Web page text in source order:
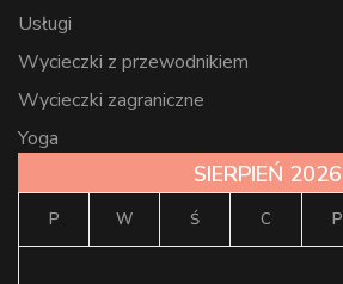
Usługi
Wycieczki z przewodnikiem
Wycieczki zagraniczne
Yoga
SIERPIEŃ 2026
P W Ś C P